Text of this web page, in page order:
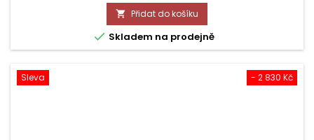
cena
 Přidat do košíku
 Skladem na prodejně
- 2 830 Kč
Sleva